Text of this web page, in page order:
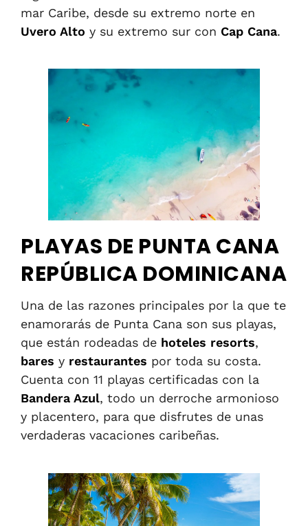
mar Caribe, desde su extremo norte en
Uvero Alto y su extremo sur con Cap Cana.
PLAYAS DE PUNTA CANA
REPÚBLICA DOMINICANA
Una de las razones principales por la que te
enamorarás de Punta Cana son sus playas,
que están rodeadas de hoteles resorts,
bares y restaurantes por toda su costa.
Cuenta con 11 playas certificadas con la
Bandera Azul, todo un derroche armonioso
y placentero, para que disfrutes de unas
verdaderas vacaciones caribeñas.